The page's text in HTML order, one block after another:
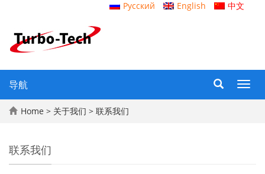
Русский English 中文
导航
Home > 关于我们 > 联系我们
联系我们